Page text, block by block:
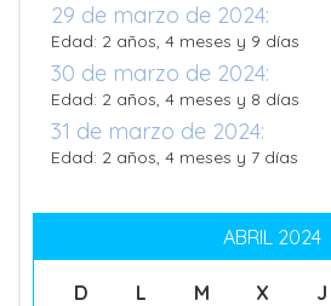
29 de marzo de 2024:
Edad: 2 años, 4 meses y 9 días
30 de marzo de 2024:
Edad: 2 años, 4 meses y 8 días
31 de marzo de 2024:
Edad: 2 años, 4 meses y 7 días
ABRIL 2024
D L M X J